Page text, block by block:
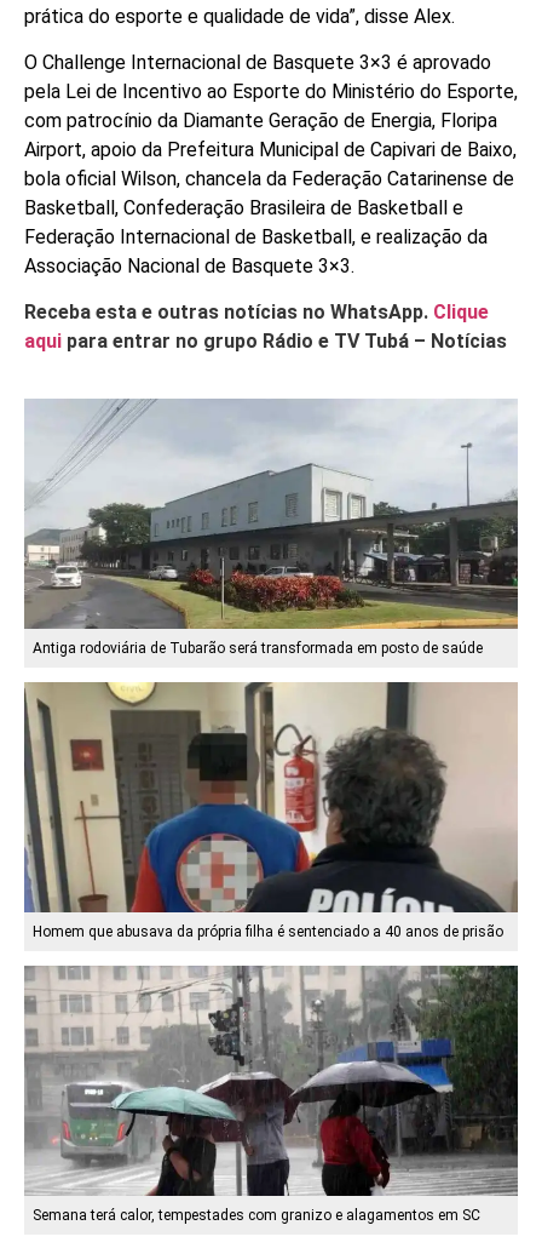
prática do esporte e qualidade de vida”, disse Alex.
O Challenge Internacional de Basquete 3×3 é aprovado
pela Lei de Incentivo ao Esporte do Ministério do Esporte,
com patrocínio da Diamante Geração de Energia, Floripa
Airport, apoio da Prefeitura Municipal de Capivari de Baixo,
bola oficial Wilson, chancela da Federação Catarinense de
Basketball, Confederação Brasileira de Basketball e
Federação Internacional de Basketball, e realização da
Associação Nacional de Basquete 3×3.
Receba esta e outras notícias no WhatsApp. Clique
aqui para entrar no grupo Rádio e TV Tubá – Notícias
Antiga rodoviária de Tubarão será transformada em posto de saúde
Homem que abusava da própria filha é sentenciado a 40 anos de prisão
Semana terá calor, tempestades com granizo e alagamentos em SC